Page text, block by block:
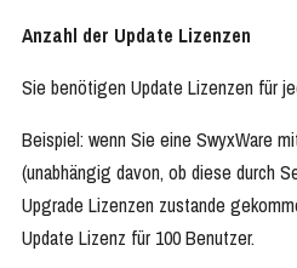
Anzahl der Update Lizenzen
Sie benötigen Update Lizenzen für
Beispiel: wenn Sie eine SwyxWare
(unabhängig davon, ob diese durch
Upgrade Lizenzen zustande
Update Lizenz für 100 Benutzer.